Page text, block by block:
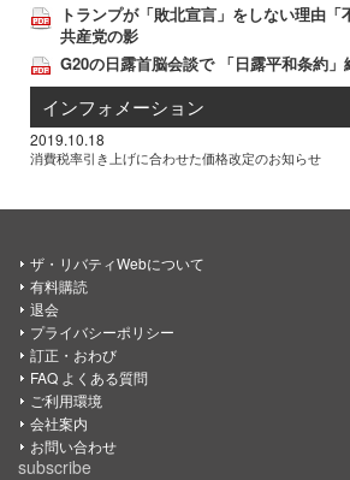
トランプが「敗北宣言」をしない理由
共産党の影
G20の日露首脳会談で 「日露平和条約」
インフォメーション
2019.10.18
消費税率引き上げに合わせた価格改定のお知らせ
ザ・リバティWebについて
有料購読
退会
プライバシーポリシー
訂正・おわび
FAQ よくある質問
ご利用環境
会社案内
お問い合わせ
subscribe